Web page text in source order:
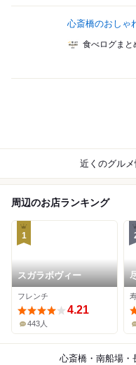
心斎橋のおしゃ
食べログまと
近くのグル
周辺のお店ランキング
1
スガラボヴィー
フレンチ
4.21
443人